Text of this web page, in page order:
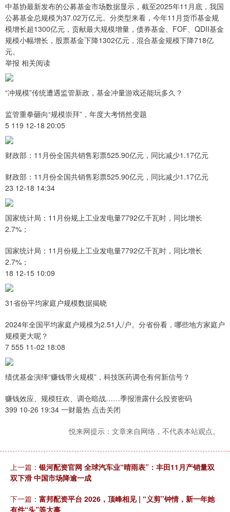
中基协最新发布的公募基金市场数据显示，截至2025年11月底，我国
公募基金总规模为37.02万亿元。分类型来看，今年11月货币基金规
模增长超1300亿元，贡献最大规模增量，债券基金、FOF、QDII基金
规模小幅增长，股票基金下降1302亿元，混合基金规模下降718亿
元。
举报 相关阅读
“冲规模”传统遭遇监管新政，基金冲量游戏还能玩多久？
监管重拳砸向“规模崇拜”，年度大考悄然变题
5 119 12-18 20:05
财政部：11月份全国共销售彩票525.90亿元，同比减少1.17亿元
财政部：11月份全国共销售彩票525.90亿元，同比减少1.17亿元
23 12-18 14:34
国家统计局：11月份规上工业发电量7792亿千瓦时，同比增长
2.7%；
国家统计局：11月份规上工业发电量7792亿千瓦时，同比增长
2.7%；
18 12-15 10:09
31省份平均家庭户规模数据揭晓
2024年全国平均家庭户规模为2.51人/户。分省份看，哪些地方家庭户
规模更大呢？
7 555 11-02 18:08
绩优基金演绎“赚钱带火规模”，科技医药调仓有何新信号？
赚钱效应、规模狂欢、调仓暗战……季报泄露什么投资密码
399 10-26 19:34 一财最热 点击关闭
悦来网提示：文章来自网络，不代表本站观点。
上一篇： 银河配资官网 全球汽车业“晴雨表”：丰田11月产销量双
双下滑 中国市场降逾一成
下一篇： 富邦配资平台 2026，顶峰相见 | “义剪”钟情，新一年她
有件“头”等大事